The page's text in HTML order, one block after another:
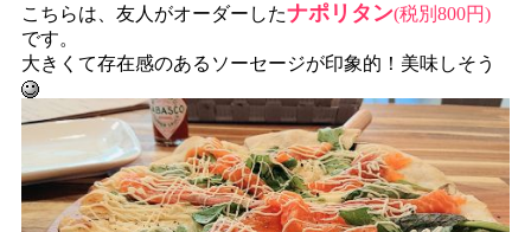
こちらは、友人がオーダーしたナポリタン(税別800円)
です。
大きくて存在感のあるソーセージが印象的！美味しそう